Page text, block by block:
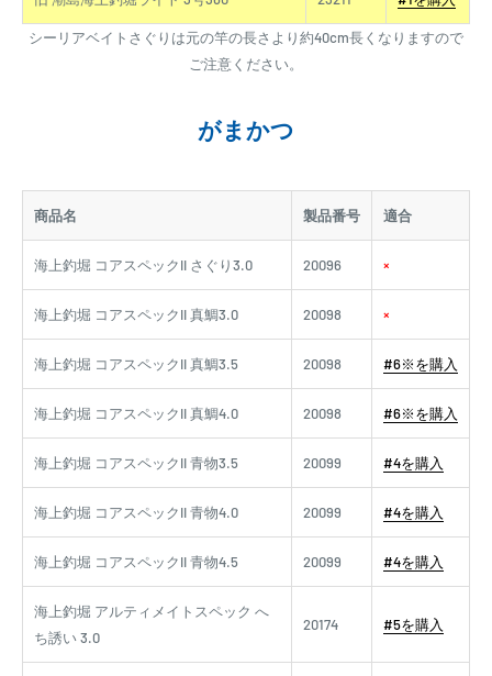
シーリアベイトさぐりは元の竿の長さより約40cm長くなりますので
ご注意ください。
がまかつ
商品名 製品番号 適合
海上釣堀 コアスペックII さぐり3.0 20096 ×
海上釣堀 コアスペックII 真鯛3.0 20098 ×
海上釣堀 コアスペックII 真鯛3.5 20098 #6※を購入
海上釣堀 コアスペックII 真鯛4.0 20098 #6※を購入
海上釣堀 コアスペックII 青物3.5 20099 #4を購入
海上釣堀 コアスペックII 青物4.0 20099 #4を購入
海上釣堀 コアスペックII 青物4.5 20099 #4を購入
海上釣堀 アルティメイトスペック へ
ち誘い 3.0
20174 #5を購入